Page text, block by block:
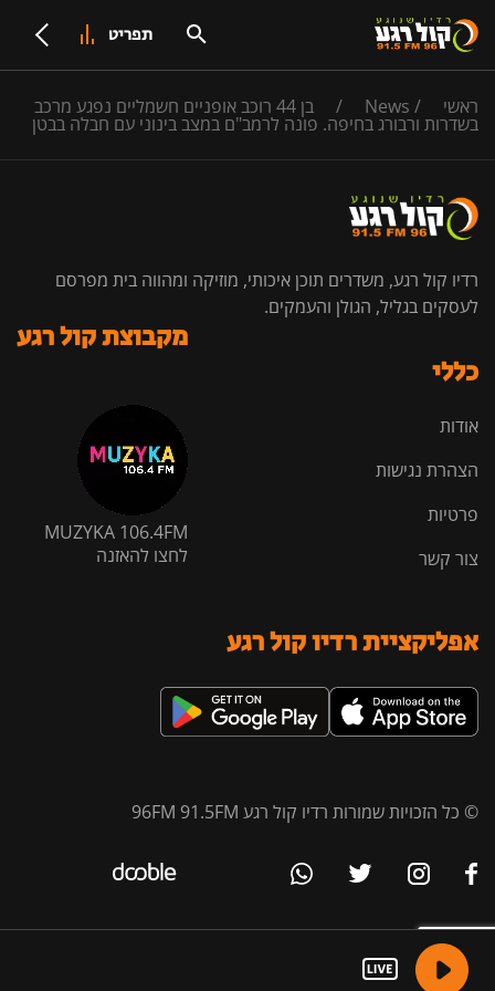
תפריט
ראשי /
News
/ בן 44 רוכב אופניים חשמליים נפגע מרכב
בשדרות ורבורג בחיפה. פונה לרמב"ם במצב בינוני עם חבלה בבטן
רדיו קול רגע, משדרים תוכן איכותי, מוזיקה ומהווה בית מפרסם
לעסקים בגליל, הגולן והעמקים.
כללי
אודות
הצהרת נגישות
פרטיות
צור קשר
מקבוצת קול רגע
MUZYKA 106.4FM
לחצו להאזנה
אפליקציית רדיו קול רגע
© כל הזכויות שמורות רדיו קול רגע 96FM 91.5FM